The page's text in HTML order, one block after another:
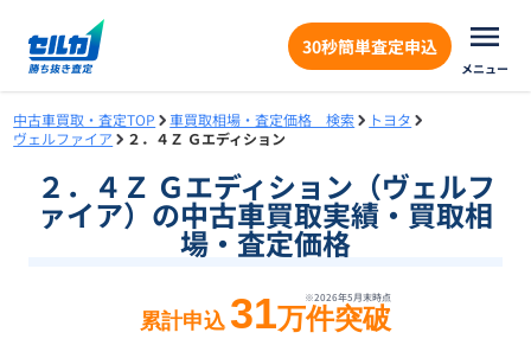
30秒簡単査定申込
メニュー
中古車買取・査定TOP 車買取相場・査定価格 検索
トヨタ
ヴェルファイア
２．４Ｚ Ｇエディション
２．４Ｚ Ｇエディション（ヴェルフ
ァイア）の中古車買取実績・買取相
場・査定価格
※2026年5月末時点
累計申込 31万件突破